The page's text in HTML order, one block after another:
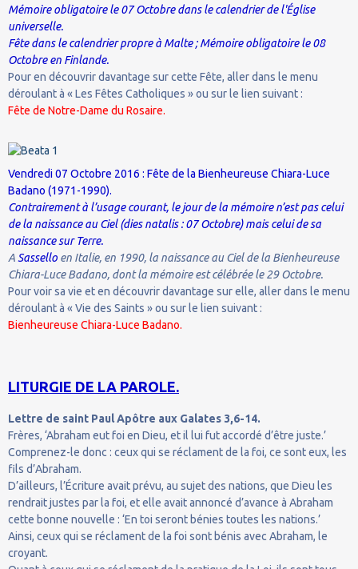
Mémoire obligatoire le 07 Octobre dans le calendrier de l'Église
universelle.
Fête dans le calendrier propre à Malte ; Mémoire obligatoire le 08
Octobre en Finlande.
Pour en découvrir davantage sur cette Fête, aller dans le menu
déroulant à « Les Fêtes Catholiques » ou sur le lien suivant :
Fête de Notre-Dame du Rosaire.
Vendredi 07 Octobre 2016 : Fête de la Bienheureuse Chiara-Luce
Badano (1971-1990).
Contrairement à l’usage courant, le jour de la mémoire n’est pas celui
de la naissance au Ciel (dies natalis : 07 Octobre) mais celui de sa
naissance sur Terre.
A Sassello en Italie, en 1990, la naissance au Ciel de la Bienheureuse
Chiara-Luce Badano, dont la mémoire est célébrée le 29 Octobre.
Pour voir sa vie et en découvrir davantage sur elle, aller dans le menu
déroulant à « Vie des Saints » ou sur le lien suivant :
Bienheureuse Chiara-Luce Badano.
LITURGIE DE LA PAROLE.
Lettre de saint Paul Apôtre aux Galates 3,6-14.
Frères, ‘Abraham eut foi en Dieu, et il lui fut accordé d’être juste.’
Comprenez-le donc : ceux qui se réclament de la foi, ce sont eux, les
fils d’Abraham.
D’ailleurs, l’Écriture avait prévu, au sujet des nations, que Dieu les
rendrait justes par la foi, et elle avait annoncé d’avance à Abraham
cette bonne nouvelle : ‘En toi seront bénies toutes les nations.’
Ainsi, ceux qui se réclament de la foi sont bénis avec Abraham, le
croyant.